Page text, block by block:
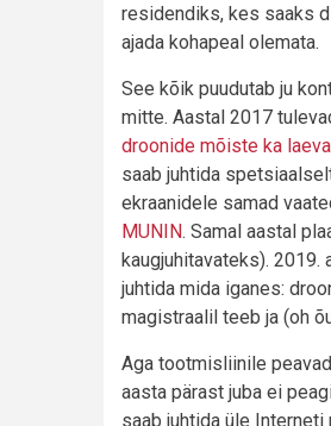
residendiks, kes saaks
ajada kohapeal olemata.
See kõik puudutab ju
mitte. Aastal 2017
droonide mõiste ka
saab juhtida
ekraanidele samad
MUNIN. Samal aastal
kaugjuhitavateks).
juhtida mida iganes:
magistraalil teeb ja (oh
Aga tootmisliinile
aasta pärast juba ei
saab juhtida üle